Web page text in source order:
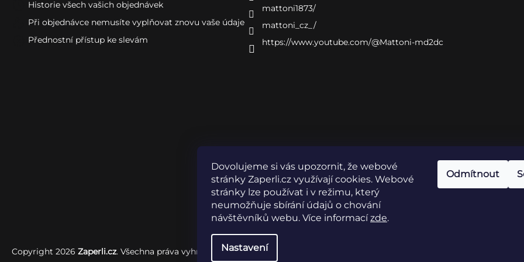
Dovolujeme si vás upozornit, že webové
stránky Zaperli.cz využívají cookies. Webové
stránky lze používat i v režimu, který
neumožňuje sbírání údajů o chování
návštěvníků webu. Více informacízde.
Nastavení
Odmítnout
Historie všech vašich objednávek
Při objednávce nemusíte vyplňovat znovu vaše údaje
Přednostní přístup ke slevám
mattoni1873/
mattoni_cz_/
https://www.youtube.com/@Mattoni-md2dc
Copyright 2026 Zaperli.cz. Všechna práva vyhrazena.Upravit nastavení cookies